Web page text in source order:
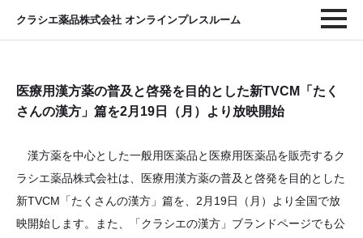
クラシエ薬品株式会社 オンラインプレスルーム
医療用漢方薬の普及と啓発を目的とした新TVCM「たく
さんの漢方」篇を2月19日（月）より放映開始
漢方薬を中心とした一般用医薬品と医療用医薬品を販売するク
ラシエ薬品株式会社は、医療用漢方薬の普及と啓発を目的とした
新TVCM「たくさんの漢方」篇を、2月19日（月）より全国で放
映開始します。また、「クラシエの漢方」ブランドページでも公